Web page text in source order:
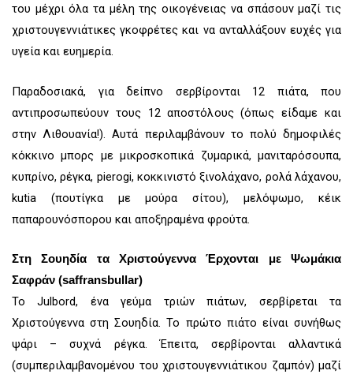
του μέχρι όλα τα μέλη της οικογένειας να σπάσουν μαζί τις
χριστουγεννιάτικες γκοφρέτες και να ανταλλάξουν ευχές για
υγεία και ευημερία.
Παραδοσιακά, για δείπνο σερβίρονται 12 πιάτα, που
αντιπροσωπεύουν τους 12 αποστόλους (όπως είδαμε και
στην Λιθουανία!). Αυτά περιλαμβάνουν το πολύ δημοφιλές
κόκκινο μπορς με μικροσκοπικά ζυμαρικά, μανιταρόσουπα,
κυπρίνο, ρέγκα, pierogi, κοκκινιστό ξινολάχανο, ρολά λάχανου,
kutia (πουτίγκα με μούρα σίτου), μελόψωμο, κέικ
παπαρουνόσπορου και αποξηραμένα φρούτα.
Στη Σουηδία τα Χριστούγεννα Έρχονται με Ψωμάκια
Σαφράν (saffransbullar)
Το Julbord, ένα γεύμα τριών πιάτων, σερβίρεται τα
Χριστούγεννα στη Σουηδία. Το πρώτο πιάτο είναι συνήθως
ψάρι – συχνά ρέγκα. Έπειτα, σερβίρονται αλλαντικά
(συμπεριλαμβανομένου του χριστουγεννιάτικου ζαμπόν) μαζί